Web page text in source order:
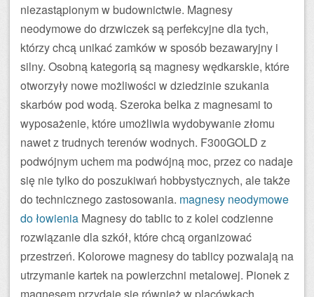
niezastąpionym w budownictwie. Magnesy
neodymowe do drzwiczek są perfekcyjne dla tych,
którzy chcą unikać zamków w sposób bezawaryjny i
silny. Osobną kategorią są magnesy wędkarskie, które
otworzyły nowe możliwości w dziedzinie szukania
skarbów pod wodą. Szeroka belka z magnesami to
wyposażenie, które umożliwia wydobywanie złomu
nawet z trudnych terenów wodnych. F300GOLD z
podwójnym uchem ma podwójną moc, przez co nadaje
się nie tylko do poszukiwań hobbystycznych, ale także
do technicznego zastosowania. magnesy neodymowe
do łowienia Magnesy do tablic to z kolei codzienne
rozwiązanie dla szkół, które chcą organizować
przestrzeń. Kolorowe magnesy do tablicy pozwalają na
utrzymanie kartek na powierzchni metalowej. Pionek z
magnesem przydaje się również w placówkach